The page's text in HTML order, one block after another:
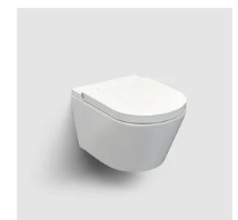
Robinets & vidanges